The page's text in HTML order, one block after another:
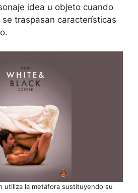
idea u objeto cuando
traspasan características
utiliza la metáfora sustituyendo su